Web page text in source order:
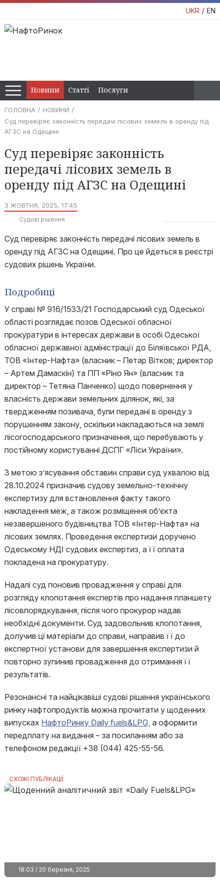
UKR EN
Новини Статті Послуги
ГОЛОВНА
НОВИНИ
Суд перевіряє законність передачі лісових земель в оренду під
АГЗС на Одещині
Суд перевіряє законність
передачі лісових земель в
оренду під АГЗС на Одещині
3 ЖОВТНЯ, 2025, 17:45
Судові рішення
Суд перевіряє законність передачі лісових земель в
оренду під АГЗС на Одещині. Про це йдеться в реєстрі
судових рішень України.
Подробиці
У справі № 916/1533/21 Господарський суд Одеської
області розглядає позов Одеської обласної
прокуратури в інтересах держави в особі Одеської
обласної державної адміністрації до Біляївської РДА,
ТОВ «Інтер-Нафта» (власник – Петар Вітков; директор
– Артем Дамаскін) та ПП «Ріно Ян» (власник та
директор – Тетяна Панченко) щодо повернення у
власність держави земельних ділянок, які, за
твердженням позивача, були передані в оренду з
порушенням закону, оскільки накладаються на землі
лісогосподарського призначення, що перебувають у
постійному користуванні ДСПГ «Ліси України».
З метою з’ясування обставин справи суд ухвалою від
28.10.2024 призначив судову земельно-технічну
експертизу для встановлення факту такого
накладення меж, а також розміщення об’єкта
незавершеного будівництва ТОВ «Інтер-Нафта» на
лісових землях. Проведення експертизи доручено
Одеському НДІ судових експертиз, а її оплата
покладена на прокуратуру.
Надалі суд поновив провадження у справі для
розгляду клопотання експертів про надання планшету
лісовпорядкування, після чого прокурор надав
необхідні документи. Суд задовольнив клопотання,
долучив ці матеріали до справи, направив її до
експертної установи для завершення експертизи й
повторно зупинив провадження до отримання її
результатів.
Резонансні та найцікавіші судові рішення українського
ринку нафтопродуктів можна прочитати у щоденних
випусках НафтоРинку Daily fuels&LPG, а оформити
передплату на видання – за посиланням або за
телефоном редакції +38 (044) 425-55-56.
СХОЖІ ПУБЛІКАЦІЇ
18:03 / 20 березня, 2025